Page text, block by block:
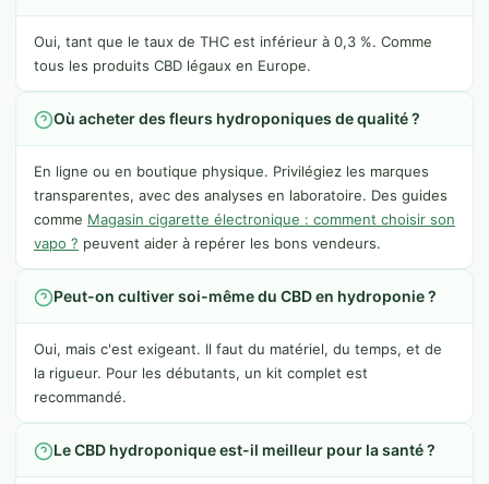
Oui, tant que le taux de THC est inférieur à 0,3 %. Comme
tous les produits CBD légaux en Europe.
Où acheter des fleurs hydroponiques de qualité ?
En ligne ou en boutique physique. Privilégiez les marques
transparentes, avec des analyses en laboratoire. Des guides
comme Magasin cigarette électronique : comment choisir son
vapo ? peuvent aider à repérer les bons vendeurs.
Peut-on cultiver soi-même du CBD en hydroponie ?
Oui, mais c'est exigeant. Il faut du matériel, du temps, et de
la rigueur. Pour les débutants, un kit complet est
recommandé.
Le CBD hydroponique est-il meilleur pour la santé ?